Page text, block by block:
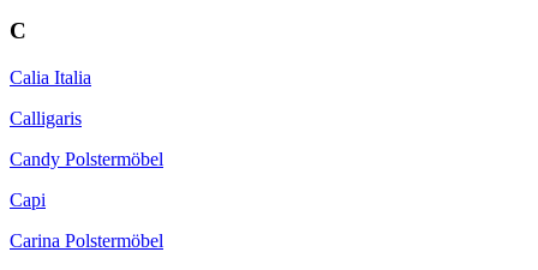
C
Calia Italia
Calligaris
Candy Polstermöbel
Capi
Carina Polstermöbel